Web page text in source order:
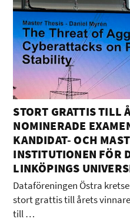
STORT GRATTIS TILL
NOMINERADE
KANDIDAT- OCH
INSTITUTIONEN FÖR
LINKÖPINGS
Dataföreningen Östra
stort grattis till årets
till …